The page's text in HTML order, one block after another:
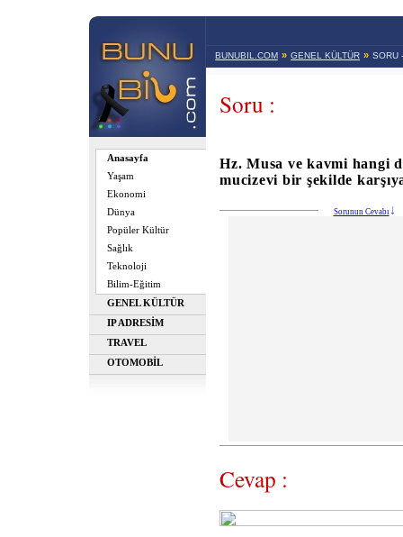
Anasayfa
Yaşam
Ekonomi
Dünya
Popüler Kültür
Sağlık
Teknoloji
Bilim-Eğitim
GENEL KÜLTÜR
IP ADRESİM
TRAVEL
OTOMOBİL
BUNUBIL.COM » GENEL KÜLTÜR » SORU
Soru :
Hz. Musa ve kavmi hangi
mucizevi bir şekilde
Sorunun Cevabı
Cevap :